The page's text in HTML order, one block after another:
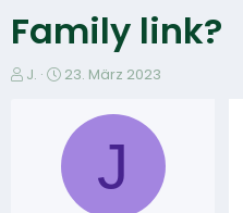
Family link?
E
J.
E
t
l
23. März 2023
J